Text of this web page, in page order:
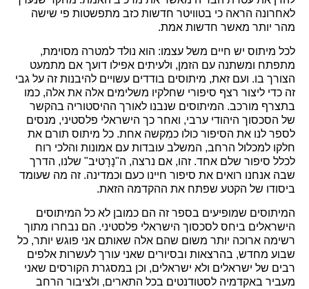
לאחרונה הראה כי בטוויטר חדשות כזב מתפשטות פי שישה
מהר יותר מאשר חדשות אמת.
לכל מיתוס יש חיים משל עצמו: הוא נולד למטרה מסוימת,
מתפתח ומשתנה עם הזמן, ולעיתים אפילו דועך אם מתמעט
הצורך בו. ועם זאת, מיתוסים בודדים עשויים להיבנות זה על גבי
זה כדי ליצור רצף סיפורי שחלקיו משלימים אלה את אלה, כמו
בתצרף מורכב. המיתוסים שנבנו לאורך ההיסטוריה בהקשר
של הסכסוך היהודי ערבי, ואחר כך הישראלי פלסטיני, מנסים
לספר לנו את הסיפור כולו כמִקשה אחת. כל מיתוס תורם את
חלקו למכלול הרחב, המשלב עובדות עם אמונות והלכי רוח
לכלל סיפור שלם אחד. זהו, אם נרצה, ה"נָרָטיב" שלנו, הדרך
שבה אנחנו רואים את סיפור חיינו כעם וכמדינה. זה מה שעומד
ביסודו של הקטע שפתח את ההקדמה הזאת.
המיתוסים שמופיעים בספר זה הם כמובן לא כל המיתוסים
הישראלים ביחס לסכסוך הישראלי פלסטיני. הם נבחרו מתוך
רשימה ארוכה יותר משום שהם אלה שאותם אני פוגש יותר, כל
שבוע מחדש, בהרצאות ובסיורים שאני עורך לעשרות אלפים
רבים של ישראלים ולא ישראלים, וכן במסגרת הקורסים שאני
מעביר באקדמיה לסטודנטים בכל התארים, ולציבור הרחב